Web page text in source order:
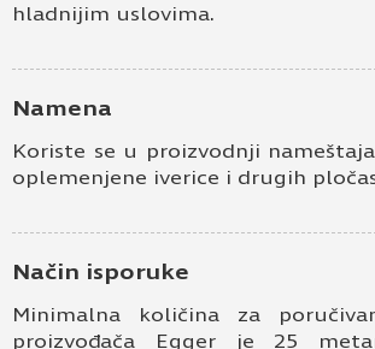
hladnijim uslovima.
Namena
Koriste se u proizvodnji
oplemenjene iverice i drugih
Način isporuke
Minimalna količina za
proizvođača Egger je 25